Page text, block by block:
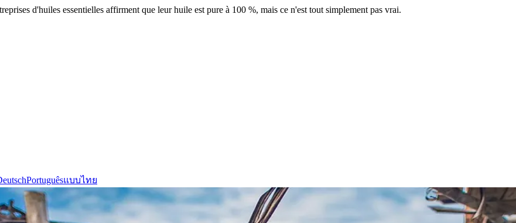
d'huiles essentielles affirment que leur huile est pure à 100 %, mais ce n'est tout simplement pas vrai.
Portuguêsแบบไทย